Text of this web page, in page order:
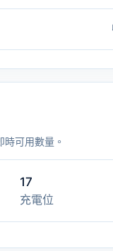
可用數量。
17
充電位